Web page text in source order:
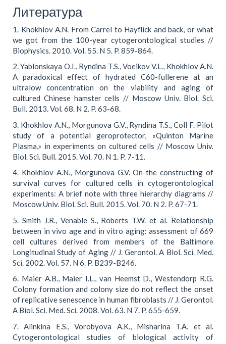
Литература
1. Khokhlov A.N. From Carrel to Hayflick and back, or what
we got from the 100-year cytogerontological studies //
Biophysics. 2010. Vol. 55. N 5. P. 859-864.
2. Yablonskaya O.I., Ryndina T.S., Voeikov V.L., Khokhlov A.N.
A paradoxical effect of hydrated C60-fullerene at an
ultralow concentration on the viability and aging of
cultured Chinese hamster cells // Moscow Univ. Biol. Sci.
Bull. 2013. Vol. 68. N 2. P. 63-68.
3. Khokhlov A.N., Morgunova G.V., Ryndina T.S., Coll F. Pilot
study of a potential geroprotector, «Quinton Marine
Plasma,» in experiments on cultured cells // Moscow Univ.
Biol. Sci. Bull. 2015. Vol. 70. N 1. P. 7-11.
4. Khokhlov A.N., Morgunova G.V. On the constructing of
survival curves for cultured cells in cytogerontological
experiments: A brief note with three hierarchy diagrams //
Moscow Univ. Biol. Sci. Bull. 2015. Vol. 70. N 2. P. 67-71.
5. Smith J.R., Venable S., Roberts T.W. et al. Relationship
between in vivo age and in vitro aging: assessment of 669
cell cultures derived from members of the Baltimore
Longitudinal Study of Aging // J. Gerontol. A Biol. Sci. Med.
Sci. 2002. Vol. 57. N 6. P. B239-B246.
6. Maier A.B., Maier I.L., van Heemst D., Westendorp R.G.
Colony formation and colony size do not reflect the onset
of replicative senescence in human fibroblasts // J. Gerontol.
A Biol. Sci. Med. Sci. 2008. Vol. 63. N 7. P. 655-659.
7. Alinkina E.S., Vorobyova A.K., Misharina T.A. et al.
Cytogerontological studies of biological activity of